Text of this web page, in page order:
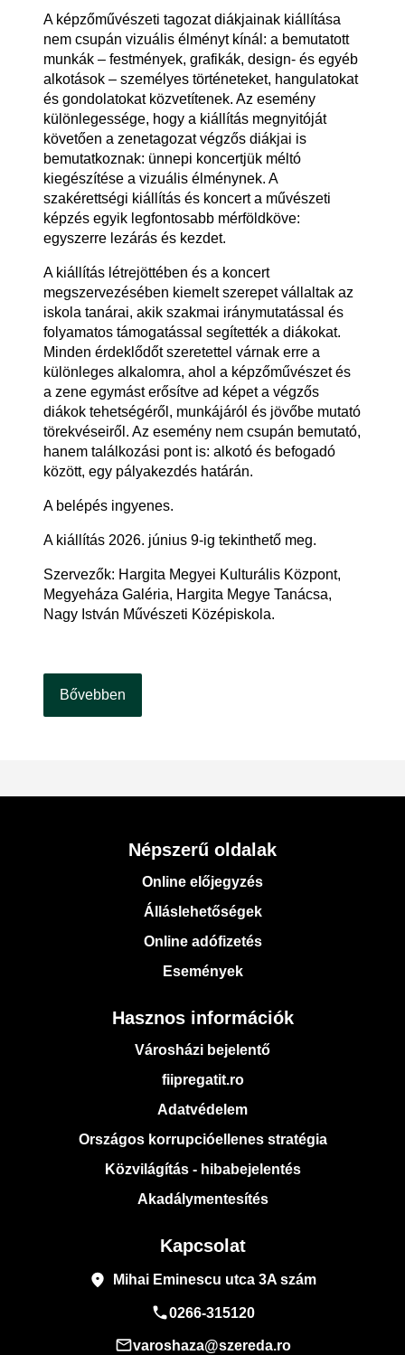
A képzőművészeti tagozat diákjainak kiállítása
nem csupán vizuális élményt kínál: a bemutatott
munkák – festmények, grafikák, design- és egyéb
alkotások – személyes történeteket, hangulatokat
és gondolatokat közvetítenek. Az esemény
különlegessége, hogy a kiállítás megnyitóját
követően a zenetagozat végzős diákjai is
bemutatkoznak: ünnepi koncertjük méltó
kiegészítése a vizuális élménynek. A
szakérettségi kiállítás és koncert a művészeti
képzés egyik legfontosabb mérföldköve:
egyszerre lezárás és kezdet.
A kiállítás létrejöttében és a koncert
megszervezésében kiemelt szerepet vállaltak az
iskola tanárai, akik szakmai iránymutatással és
folyamatos támogatással segítették a diákokat.
Minden érdeklődőt szeretettel várnak erre a
különleges alkalomra, ahol a képzőművészet és
a zene egymást erősítve ad képet a végzős
diákok tehetségéről, munkájáról és jövőbe mutató
törekvéseiről. Az esemény nem csupán bemutató,
hanem találkozási pont is: alkotó és befogadó
között, egy pályakezdés határán.
A belépés ingyenes.
A kiállítás 2026. június 9-ig tekinthető meg.
Szervezők: Hargita Megyei Kulturális Központ,
Megyeháza Galéria, Hargita Megye Tanácsa,
Nagy István Művészeti Középiskola.
Bővebben
Népszerű oldalak
Online előjegyzés
Álláslehetőségek
Online adófizetés
Események
Hasznos információk
Városházi bejelentő
fiipregatit.ro
Adatvédelem
Országos korrupcióellenes stratégia
Közvilágítás - hibabejelentés
Akadálymentesítés
Kapcsolat
place Mihai Eminescu utca 3A szám
phone0266-315120
mail_outlinevaroshaza@szereda.ro